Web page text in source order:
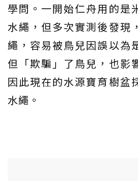
學問。一開始仁舟用的是
水繩，但多次實測後發現
繩，容易被鳥兒因誤以為
但「欺騙」了鳥兒，也影
因此現在的水源寶育樹盆
水繩。